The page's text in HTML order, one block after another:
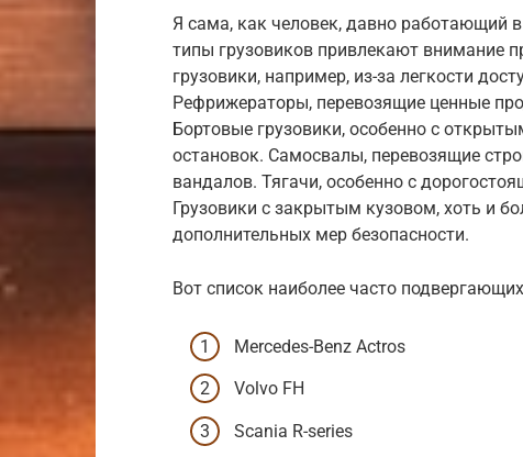
Я сама, как человек, давно работающий
типы грузовиков привлекают внимание
грузовики, например, из-за легкости
Рефрижераторы, перевозящие ценные
Бортовые грузовики, особенно с
остановок. Самосвалы, перевозящие
вандалов. Тягачи, особенно с
Грузовики с закрытым кузовом, хоть и
дополнительных мер безопасности.
Вот список наиболее часто
Mercedes-Benz Actros
Volvo FH
Scania R-series